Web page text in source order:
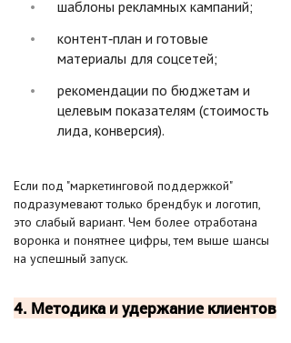
шаблоны рекламных кампаний;
контент‑план и готовые
материалы для соцсетей;
рекомендации по бюджетам и
целевым показателям (стоимость
лида, конверсия).
Если под "маркетинговой поддержкой"
подразумевают только брендбук и логотип,
это слабый вариант. Чем более отработана
воронка и понятнее цифры, тем выше шансы
на успешный запуск.
4. Методика и удержание клиентов